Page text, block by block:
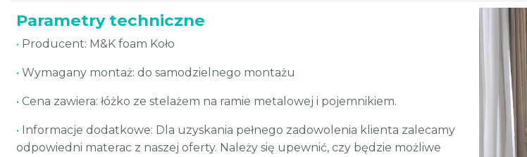
Parametry techniczne
• Producent: M&K foam Koło
• Wymagany montaż: do samodzielnego montażu
• Cena zawiera: łóżko ze stelażem na ramie metalowej i pojemnikiem.
• Informacje dodatkowe: Dla uzyskania pełnego zadowolenia klienta zalecamy
odpowiedni materac z naszej oferty. Należy się upewnić, czy będzie możliwe